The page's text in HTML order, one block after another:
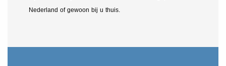
Nederland of gewoon bij u thuis.